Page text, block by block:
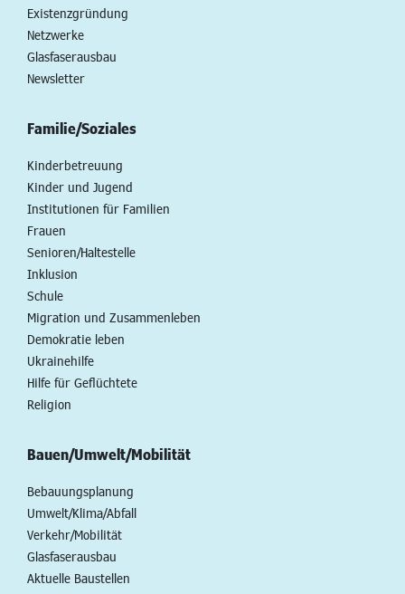
Existenzgründung
Netzwerke
Glasfaserausbau
Newsletter
Familie/Soziales
Kinderbetreuung
Kinder und Jugend
Institutionen für Familien
Frauen
Senioren/Haltestelle
Inklusion
Schule
Migration und Zusammenleben
Demokratie leben
Ukrainehilfe
Hilfe für Geflüchtete
Religion
Bauen/Umwelt/Mobilität
Bebauungsplanung
Umwelt/Klima/Abfall
Verkehr/Mobilität
Glasfaserausbau
Aktuelle Baustellen